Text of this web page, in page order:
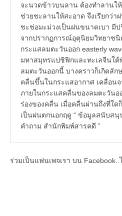
จะนวดข้าวบนลาน ต้องทำลานใ
ช่วยชะลานให้สะอาด จึง
ชะช่อมะม่วงเป็นฝนขนาดเบา มี
จากปรากฏการณ์อุตุนิยมวิทยาชนิ
กระแสลมตะวันออก easterly
มหาสมุทรแปชิฟิกและทะเลจีนใ
ลมตะวันออกนี้ บางคราวก็เกิดลั
คลื่นขึ้นในกระแสอากาศ เคลื่อน
ภายในกระแสคลื่นของลมตะวันอ
ร่องของคลื่น เมื่อคลื่นผ่านถึงที่ใ
เป็นฝนตกนอกฤดู “ ข้อมูลสนับส
คำถาม สำนักพิมพ์สารคดี ”
ร่วมเป็นแฟนเพจเรา บน Facebook..